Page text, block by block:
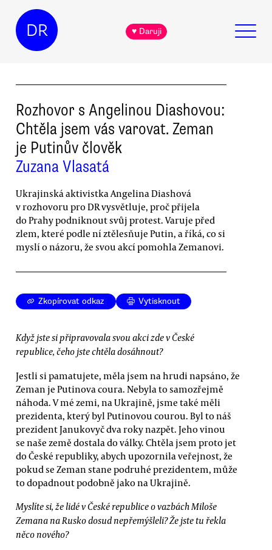
DR ♥ Daruji
Rozhovor s Angelinou Diashovou:
Chtěla jsem vás varovat. Zeman
je Putinův člověk
Zuzana Vlasatá
Ukrajinská aktivistka Angelina Diashová
v rozhovoru pro DR vysvětluje, proč přijela
do Prahy podniknout svůj protest. Varuje před
zlem, které podle ní ztělesňuje Putin, a říká, co si
myslí o názoru, že svou akcí pomohla Zemanovi.
Zkopírovat odkaz Vytisknout
Když jste si připravovala svou akci zde v České
republice, čeho jste chtěla dosáhnout?
Jestli si pamatujete, měla jsem na hrudi napsáno, že
Zeman je Putinova coura. Nebyla to samozřejmě
náhoda. V mé zemi, na Ukrajině, jsme také měli
prezidenta, který byl Putinovou courou. Byl to náš
prezident Janukovyč dva roky nazpět. Jeho vinou
se naše země dostala do války. Chtěla jsem proto jet
do České republiky, abych upozornila veřejnost, že
pokud se Zeman stane podruhé prezidentem, může
to dopadnout podobně jako na Ukrajině.
Myslíte si, že lidé v České republice o vazbách Miloše
Zemana na Rusko dosud nepřemýšleli? Že jste tu řekla
něco nového?